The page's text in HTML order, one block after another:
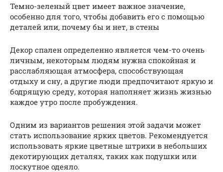
Темно-зеленый цвет имеет важное значение,
особенно для того, чтобы добавить его с помощью
деталей или, почему бы и нет, в стены
Декор спален определенно является чем-то очень
личным, некоторым людям нужна спокойная и
расслабляющая атмосфера, способствующая
отдыху и сну, а другие люди предпочитают яркую и
бодрящую среду, которая наполняет жизнь жизнью
каждое утро после пробуждения.
Одним из вариантов решения этой задачи может
стать использование ярких цветов. Рекомендуется
использовать яркие цветные штрихи в небольших
декотирующих деталях, таких как подушки или
лоскутное одеяло.